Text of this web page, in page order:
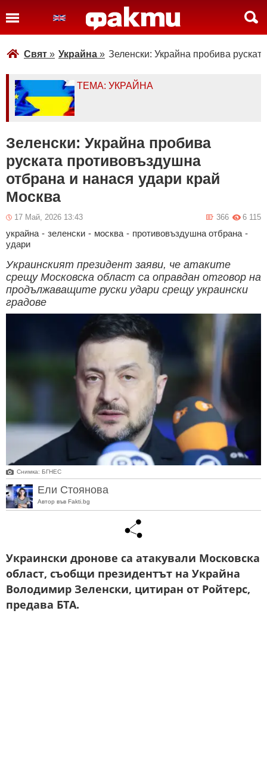
Свят » Украйна » Зеленски: Украйна пробива
ТЕМА: УКРАЙНА
Зеленски: Украйна пробива
руската противовъздушна
отбрана и нанася удари край
Москва
17 Май, 2026 13:43 6 115
366
украйна - зеленски - москва - противовъздушна отбрана -
удари
Украинският президент заяви, че атаките
срещу Московска област са оправдан отговор на
продължаващите руски удари срещу украински
градове
Снимка: БГНЕС
Ели Стоянова
Автор във Fakti.bg
Украински дронове са атакували Московска
област, съобщи президентът на Украйна
Володимир Зеленски, цитиран от Ройтерс,
предава БТА.